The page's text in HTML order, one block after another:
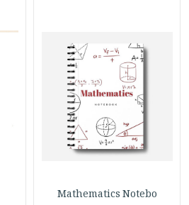
Mathematics Notebo